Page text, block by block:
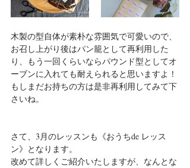
木製の型自体が素朴な雰囲気で可愛いので、
お召し上がり後はパン籠として再利用した
り、もう一回くらいならパウンド型としてオ
ーブンに入れても耐えられると思いますよ！
もしまだお持ちの方は是非再利用してみて下
さいね。
さて、3月のレッスンも《おうちde レッス
ン》となります。
改めて詳しくご紹介いたしますが、なんとな